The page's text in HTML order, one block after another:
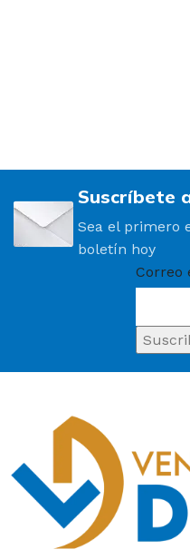
Suscríbete
Sea el primero
boletín hoy
Correo